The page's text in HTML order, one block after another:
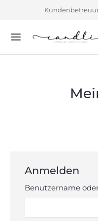
Anmelden
Benutzername